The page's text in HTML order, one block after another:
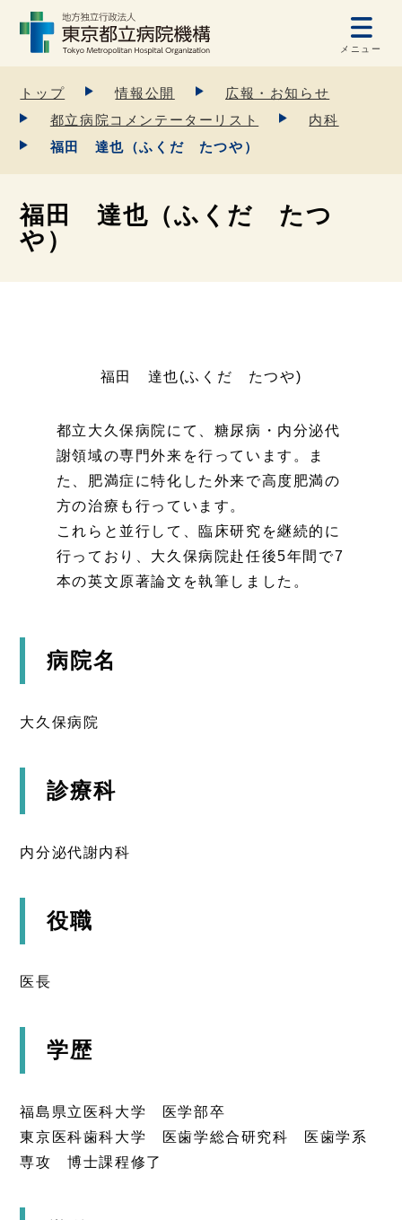
メニュー
トップ 情報公開
広報・お知らせ
都立病院コメンテーターリスト
内科
福田 達也（ふくだ たつや）
福田 達也（ふくだ たつ
や）
福田 達也(ふくだ たつや)
都立大久保病院にて、糖尿病・内分泌代
謝領域の専門外来を行っています。ま
た、肥満症に特化した外来で高度肥満の
方の治療も行っています。
これらと並行して、臨床研究を継続的に
行っており、大久保病院赴任後5年間で7
本の英文原著論文を執筆しました。
病院名
大久保病院
診療科
内分泌代謝内科
役職
医長
学歴
福島県立医科大学 医学部卒
東京医科歯科大学 医歯学総合研究科 医歯学系
専攻 博士課程修了